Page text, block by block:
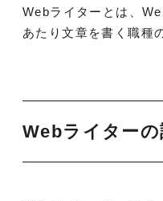
Webライターとは、
あたり文章を書く職種
Webライターの